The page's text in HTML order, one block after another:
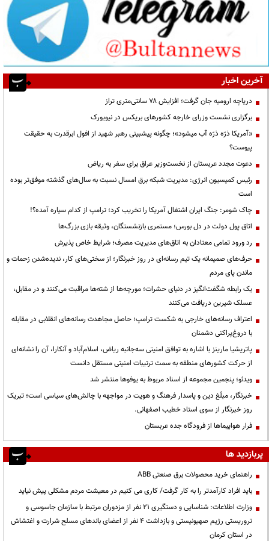
آخرین اخبار
دریاچه ارومیه جان گرفت؛ افزایش ۷۸ سانتی‌متری تراز
برگزاری نشست وزرای خارجه کشورهای بریکس در نیویورک
«آمریکا ذرّه ذرّه آب میشود»؛ چگونه پیشبینی رهبر شهید از افول ابرقدرت به حقیقت
پیوست؟
دعوت مجدد عربستان از نخست‌وزیر عراق برای سفر به ریاض
رئیس کمیسیون انرژی: مدیریت شبکه برق امسال نسبت به سال‌های گذشته موفق‌تر بوده
است
چاک شومر: جنگ ایران اشتغال آمریکا را تخریب کرد؛ ترامپ از کدام سیاره آمده؟!
اتاق پول دولت در دل بورس؛ مستمری بازنشستگان، وثیقه بازی بزرگ‌ها
رد ورود تمامی معتادان به اتاق‌های مدیریت مصرف؛ شرایط خاص پذیرش
حرف‌های صمیمانه یک تیم رسانه‌ای در روز خبرنگار؛ از سختی‌های کار، ندیده‌شدن زحمات و
ماندن پای مردم
یک رابطه شگفت‌انگیز در دنیای حشرات؛ مورچه‌ها از شته‌ها مراقبت می‌کنند و در مقابل،
عسلک شیرین دریافت می‌کنند
اعتراف رسانه‌های خارجی به شکست ترامپ؛ حاصل مجاهدت رسانه‌های انقلابی در مقابله
با دروغ‌پراکنی دشمنان
پاتریشیا مارینز با اشاره به توافق امنیتی سه‌جانبه ریاض، اسلام‌آباد و آنکارا، آن را نشانه‌ای
از حرکت کشورهای منطقه به سمت ترتیبات امنیتی مستقل دانست
ویدئو؛ پنجمین مجموعه از اسناد مربوط به یوفوها منتشر شد
خبرنگار، مبلّغ دین و پاسدار فرهنگ و هویت در مواجهه با چالش‌های سیاسی است؛ تبریک
روز خبرنگار از سوی استاد خطیب اصفهانی.
فرار هواپیماها از فرودگاه جده عربستان
پربازدید ها
راهنمای خرید محصولات برق صنعتی ABB
باید افراد کارآمدتر را به کار گرفت/ کاری می کنیم در معیشت مردم مشکلی پیش نیاید
وزارت اطلاعات: شناسایی و دستگیری ۲۱ نفر از مزدوران مرتبط با سازمان جاسوسی و
تروریستی رژیم صهیونیستی و بازداشت ۴ نفر از اعضای باندهای مسلح شرارت و اغتشاش
در استان کرمان